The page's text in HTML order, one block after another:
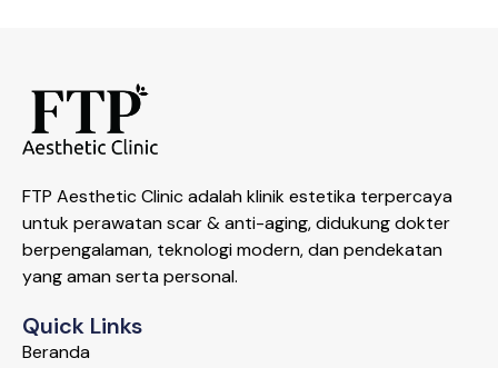
FTP Aesthetic Clinic adalah klinik estetika terpercaya
untuk perawatan scar & anti-aging, didukung dokter
berpengalaman, teknologi modern, dan pendekatan
yang aman serta personal.
Quick Links
Beranda